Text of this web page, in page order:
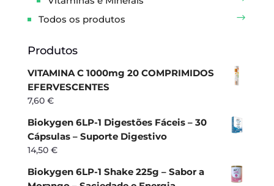
Todos os produtos
Produtos
VITAMINA C 1000mg 20 COMPRIMIDOS
EFERVESCENTES
7,60 €
Biokygen 6LP-1 Digestões Fáceis – 30
Cápsulas – Suporte Digestivo
14,50 €
Biokygen 6LP-1 Shake 225g – Sabor a